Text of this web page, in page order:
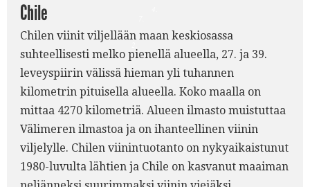
Chile
Chilen viinit viljellään maan keskiosassa
suhteellisesti melko pienellä alueella, 27. ja 39.
leveyspiirin välissä hieman yli tuhannen
kilometrin pituisella alueella. Koko maalla on
mittaa 4270 kilometriä. Alueen ilmasto muistuttaa
Välimeren ilmastoa ja on ihanteellinen viinin
viljelylle. Chilen viinintuotanto on nykyaikaistunut
1980-luvulta lähtien ja Chile on kasvanut maaiman